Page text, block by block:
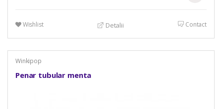
Wishlist Detalii Contact
Winkipop
Penar tubular menta